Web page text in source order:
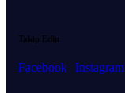
Takip Edin
Facebook Instagram